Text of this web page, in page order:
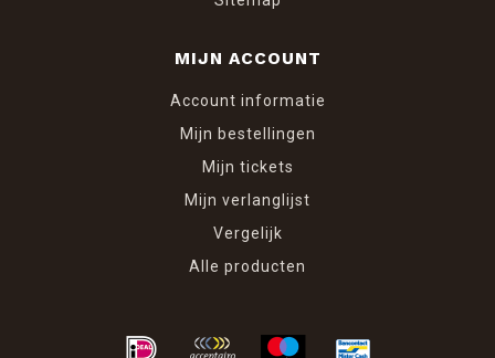
MIJN ACCOUNT
Account informatie
Mijn bestellingen
Mijn tickets
Mijn verlanglijst
Vergelijk
Alle producten